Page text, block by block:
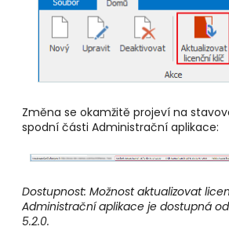
Změna se okamžitě projeví na
spodní části Administrační aplikace:
Dostupnost: Možnost aktualizovat
Administrační aplikace je dostupná
5.2.0.